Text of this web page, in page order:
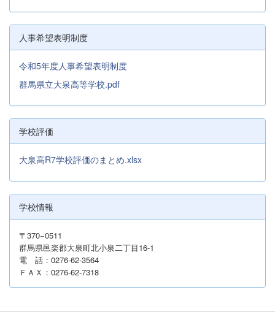
人事希望表明制度
令和5年度人事希望表明制度
群馬県立大泉高等学校.pdf
学校評価
大泉高R7学校評価のまとめ.xlsx
学校情報
〒370−0511
群馬県邑楽郡大泉町北小泉二丁目16-1
電 話：0276-62-3564
ＦＡＸ：0276-62-7318